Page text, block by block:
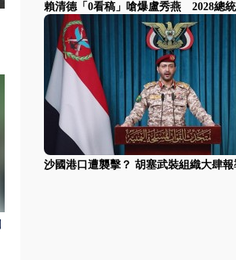
賴清德「0看稿」嗆爆盧秀燕 2028總
沙國港口遭襲擊？ 胡塞武裝組織大肆